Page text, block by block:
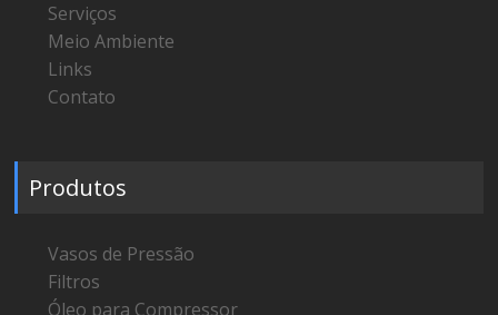
Serviços
Meio Ambiente
Links
Contato
Produtos
Vasos de Pressão
Filtros
Óleo para Compressor